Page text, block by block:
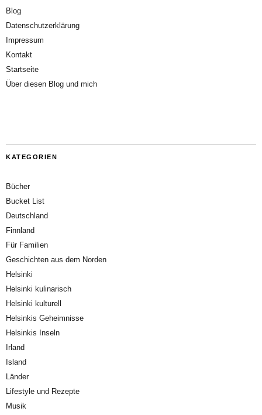
Blog
Datenschutzerklärung
Impressum
Kontakt
Startseite
Über diesen Blog und mich
KATEGORIEN
Bücher
Bucket List
Deutschland
Finnland
Für Familien
Geschichten aus dem Norden
Helsinki
Helsinki kulinarisch
Helsinki kulturell
Helsinkis Geheimnisse
Helsinkis Inseln
Irland
Island
Länder
Lifestyle und Rezepte
Musik